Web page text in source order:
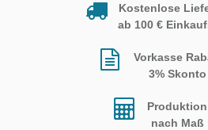
Kostenlose
ab 100 €
Vorkasse
3% Skonto
Produktion
nach Maß